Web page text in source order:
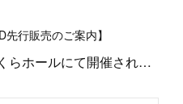
行販売のご案内】
らホールにて開催され…